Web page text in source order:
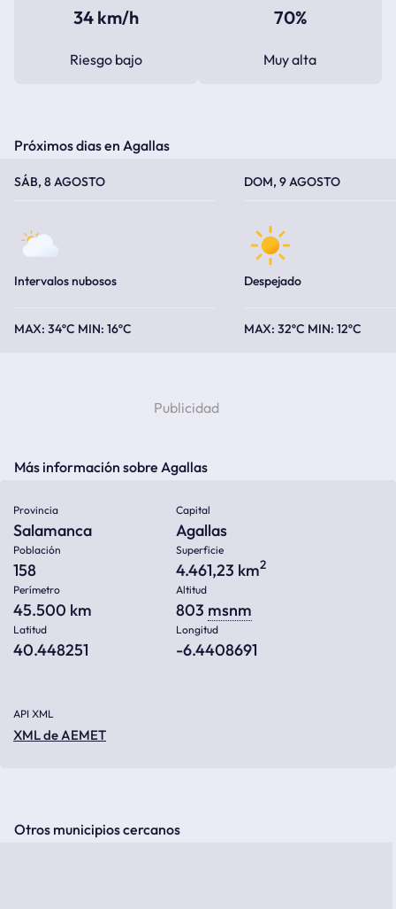
34 km/h
Riesgo bajo
70%
Muy alta
Próximos dias en Agallas
SÁB, 8 AGOSTO
Intervalos nubosos
34ºC 16ºC
DOM, 9 AGOSTO
Despejado
32ºC 12ºC
Más información sobre Agallas
Provincia
Salamanca
Capital
Agallas
Población
158
Superficie
4.461,23 km2
Perímetro
45.500 km
Altitud
803 msnm
Latitud
40.448251
Longitud
-6.4408691
API XML
XML de AEMET
Otros municipios cercanos